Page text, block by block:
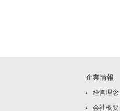
企業情報
経営理念
会社概要